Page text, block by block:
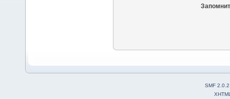
SMF 2.0.2